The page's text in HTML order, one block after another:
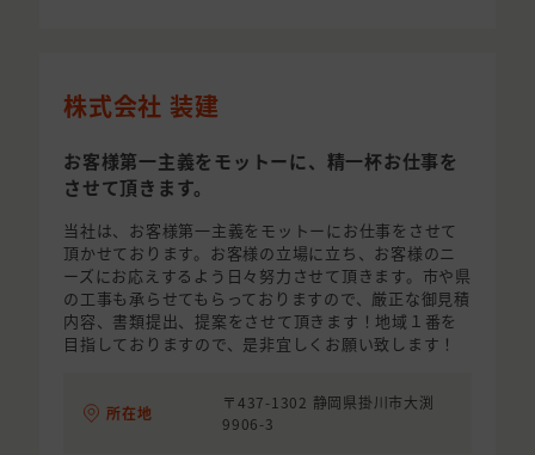
株式会社 装建
お客様第一主義をモットーに、精一杯お仕事を
させて頂きます。
当社は、お客様第一主義をモットーにお仕事をさせて
頂かせております。お客様の立場に立ち、お客様のニ
ーズにお応えするよう日々努力させて頂きます。市や県
の工事も承らせてもらっておりますので、厳正な御見積
内容、書類提出、提案をさせて頂きます！地域１番を
目指しておりますので、是非宜しくお願い致します！
所在地
〒437-1302 静岡県掛川市大渕
9906-3